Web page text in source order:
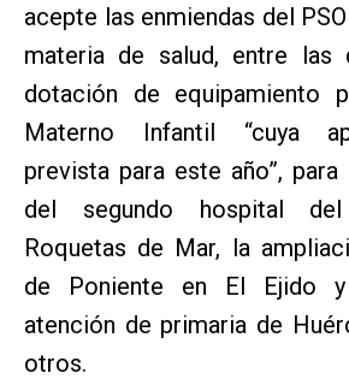
acepte las enmiendas del
materia de salud, entre las
dotación de equipamiento
Materno Infantil “cuya
prevista para este año”,
del segundo hospital
Roquetas de Mar, la
de Poniente en El Ejido
atención de primaria de
otros.